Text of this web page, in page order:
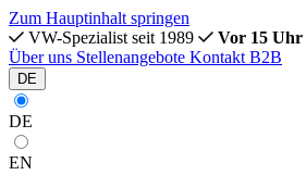
Zum Hauptinhalt springen
VW-Spezialist seit 1989
Vor 15 Uhr
Über uns Stellenangebote Kontakt B2B
DE
DE
EN